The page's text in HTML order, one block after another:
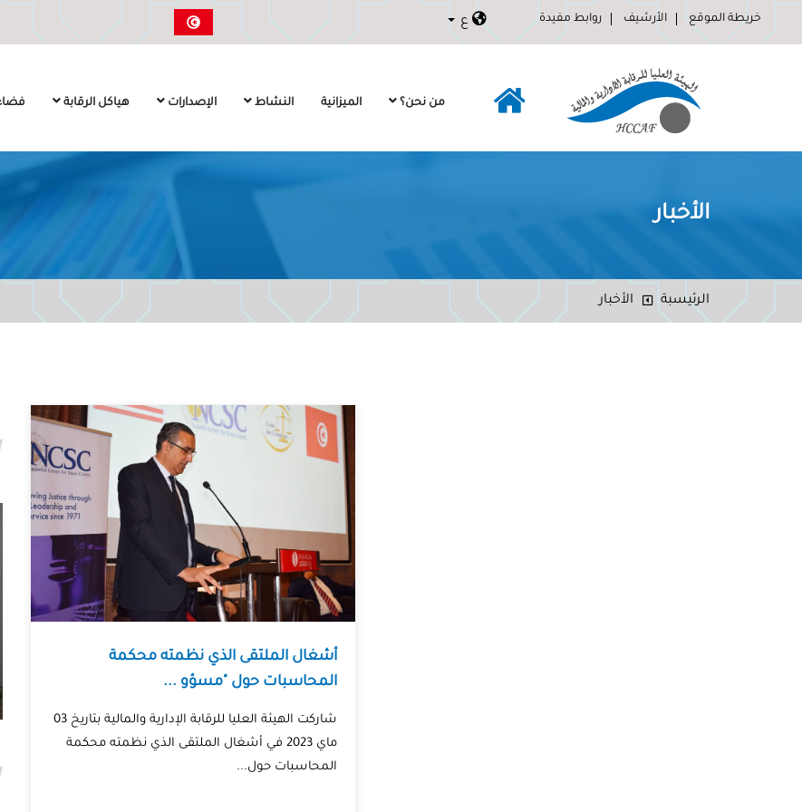
خريطة الموقع الأرشيف روابط مفيدة ع
من نحن؟ الميزانية النشاط الإصدارات هياكل الرقابة
الأخبار
الرئيسبة الأخبار
أشغال الملتقى الذي نظمته محكمة
المحاسبات حول "مسؤو ...
شاركت الهيئة العليا للرقابة الإدارية والمالية بتاريخ 03
ماي 2023 في أشغال الملتقى الذي نظمته محكمة
المحاسبات حول...